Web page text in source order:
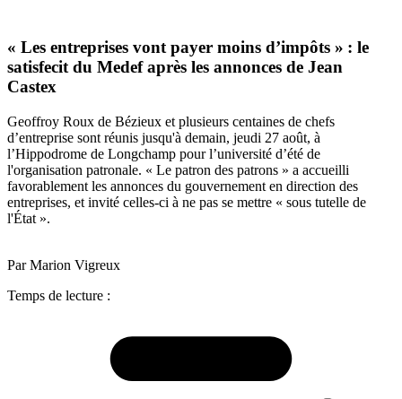
« Les entreprises vont payer moins d’impôts » : le
satisfecit du Medef après les annonces de Jean
Castex
Geoffroy Roux de Bézieux et plusieurs centaines de chefs
d’entreprise sont réunis jusqu'à demain, jeudi 27 août, à
l’Hippodrome de Longchamp pour l’université d’été de
l'organisation patronale. « Le patron des patrons » a accueilli
favorablement les annonces du gouvernement en direction des
entreprises, et invité celles-ci à ne pas se mettre « sous tutelle de
l'État ».
Par Marion Vigreux
Temps de lecture :